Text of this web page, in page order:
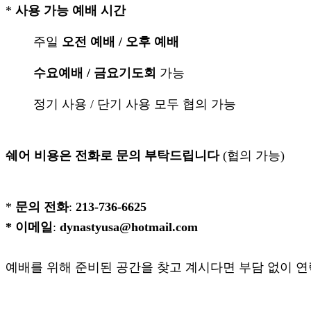
료
뉴
스
노
제
이
* 사용 가능 예배 시간
주일 오전 예배 / 오후 예배
수요예배 / 금요기도회 가능
정기 사용 / 단기 사용 모두 협의 가능
쉐어 비용은 전화로 문의 부탁드립니다(협의 가능)
* 문의 전화: 213-736-6625
* 이메일 : dynastyusa@hotmail.com
예배를 위해 준비된 공간을 찾고 계시다면 부담 없이